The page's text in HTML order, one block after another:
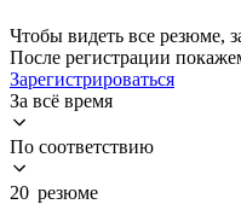
Чтобы видеть все резюме,
После регистрации
Зарегистрироваться
За всё время
По соответствию
20 резюме